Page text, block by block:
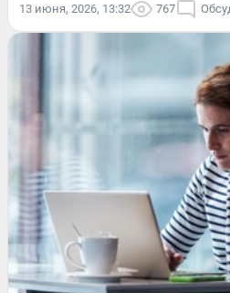
13 июня, 2026, 13:32 767